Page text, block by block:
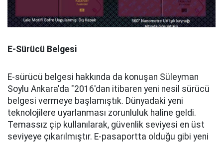
E-Sürücü Belgesi
E-sürücü belgesi hakkında da konuşan Süleyman
Soylu Ankara'da "2016'dan itibaren yeni nesil sürücü
belgesi vermeye başlamıştık. Dünyadaki yeni
teknolojilere uyarlanması zorunluluk haline geldi.
Temassız çip kullanılarak, güvenlik seviyesi en üst
seviyeye çıkarılmıştır. E-pasaportta olduğu gibi yeni